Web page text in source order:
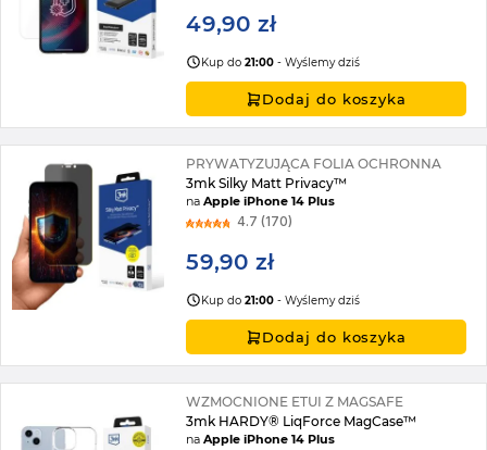
49,90 zł
Kup do21:00 - Wyślemy dziś
Dodaj do koszyka
PRYWATYZUJĄCA FOLIA OCHRONNA
3mk Silky Matt Privacy™
naApple iPhone 14 Plus
4.7 (170)
59,90 zł
Kup do21:00 - Wyślemy dziś
Dodaj do koszyka
WZMOCNIONE ETUI Z MAGSAFE
3mk HARDY® LiqForce MagCase™
naApple iPhone 14 Plus